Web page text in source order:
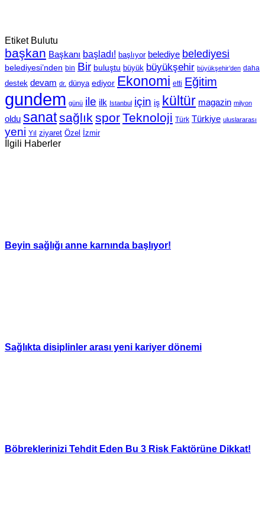
Etiket Bulutu
başkan Başkanı başladı! başlıyor belediye belediyesi
belediyesi’nden bin Bir buluştu büyük büyükşehir büyükşehir’den daha
destek devam dr. dünya ediyor Ekonomi etti Eğitim
gundem günü ile ilk Istanbul için iş kültür magazin milyon
oldu sanatsağlık sporTeknoloji Türk Türkiye uluslararası
yeni Yıl ziyaret Özel İzmir
İlgili Haberler
Beyin sağlığı anne karnında başlıyor!
Sağlıkta disiplinler arası yeni kariyer dönemi
Böbreklerinizi Tehdit Eden Bu 3 Risk Faktörüne Dikkat!